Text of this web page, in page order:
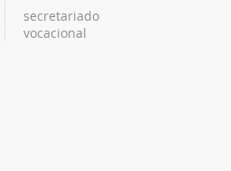
secretariado
vocacional